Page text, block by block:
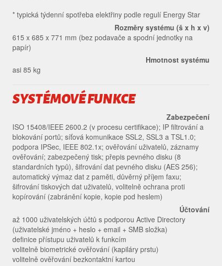
* typická týdenní spotřeba elektřiny podle regulí Energy Star
Rozměry systému (š x h x v)
615 x 685 x 771 mm (bez podavače a spodní jednotky na
papír)
Hmotnost systému
asi 85 kg
SYSTÉMOVÉ FUNKCE
Zabezpečení
ISO 15408/IEEE 2600.2 (v procesu certifikace); IP filtrování a
blokování portů; síťová komunikace SSL2, SSL3 a TSL1.0;
podpora IPSec, IEEE 802.1x; ověřování uživatelů, záznamy
ověřování; zabezpečený tisk; přepis pevného disku (8
standardních typů), šifrování dat pevného disku (AES 256);
automatický výmaz dat z paměti, důvěrný příjem faxu;
šifrování tiskových dat uživatelů, volitelně ochrana proti
kopírování (zabránění kopie, kopie pod heslem)
Účtování
až 1000 uživatelských účtů s podporou Active Directory
(uživatelské jméno + heslo + email + SMB složka)
definice přístupu uživatelů k funkcím
volitelně biometrické ověřování (kapiláry prstu)
volitelně ověřování bezkontaktní kartou